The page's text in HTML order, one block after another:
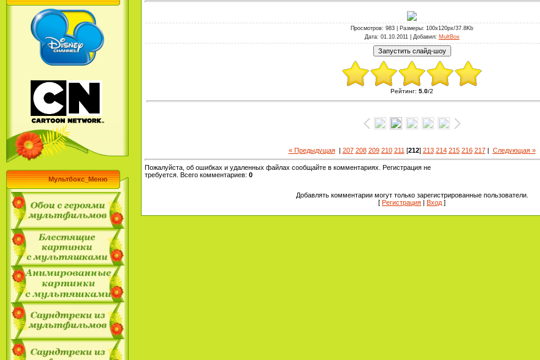
Мультбокс_Меню
Просмотров: 983 | Размеры: 100x120px/37.8Kb
Дата: 01.10.2011 | Добавил: MultBox
Рейтинг: 5.0/2
« Предыдущая| 207 208 209 210 211 [212] 213 214 215 216 217| Следующая »
Пожалуйста, об ошибках и удаленных файлах сообщайте в комментариях. Регистрация не
требуется. Всего комментариев: 0
Добавлять комментарии могут только зарегистрированные пользователи.
[ Регистрация Вход ]